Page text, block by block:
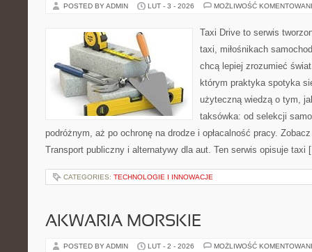
POSTED BY ADMIN LUT - 3 - 2026 MOŻLIWOŚĆ
Taxi Drive to serwis
taxi, miłośnikach
chcą lepiej zrozumieć
którym praktyka spotyka
użyteczną wiedzą o tym,
taksówka: od selekcji
podróżnym, aż po ochronę na drodze i opłacalność pracy.
Transport publiczny i alternatywy dla aut. Ten serwis opisuje taxi
CATEGORIES: TECHNOLOGIE I INNOWACJE
AKWARIA MORSKIE
POSTED BY ADMIN LUT - 2 - 2026 MOŻLIWOŚĆ